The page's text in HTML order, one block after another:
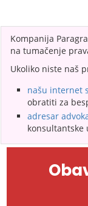
Kompanija
na tumačenje
Ukoliko niste naš
našu internet
obratiti za
adresar
konsultantske